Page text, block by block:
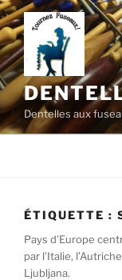
Aller
au
contenu
principal
Dentelles aux
ÉTIQUETTE :
Pays d’Europe
par l’Italie,
Ljubljana.